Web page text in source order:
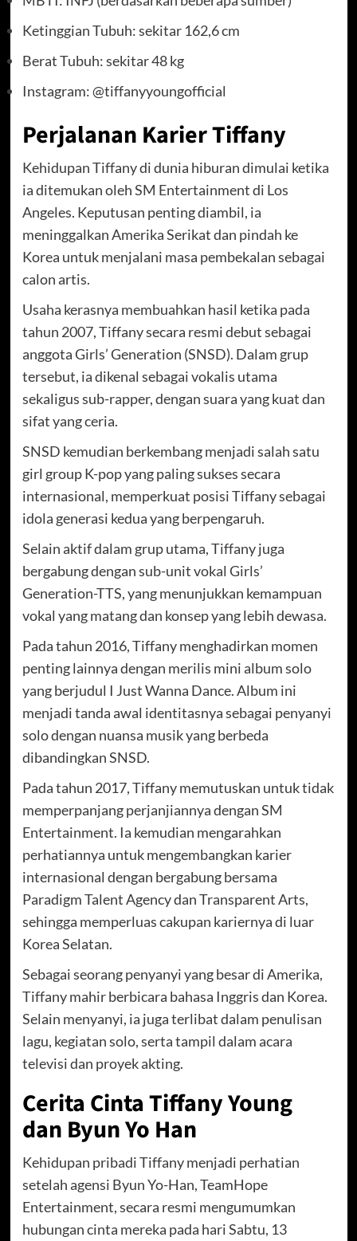
Ketinggian Tubuh: sekitar 162,6 cm
Berat Tubuh: sekitar 48 kg
Instagram: @tiffanyyoungofficial
Perjalanan Karier Tiffany
Kehidupan Tiffany di dunia hiburan dimulai ketika
ia ditemukan oleh SM Entertainment di Los
Angeles. Keputusan penting diambil, ia
meninggalkan Amerika Serikat dan pindah ke
Korea untuk menjalani masa pembekalan sebagai
calon artis.
Usaha kerasnya membuahkan hasil ketika pada
tahun 2007, Tiffany secara resmi debut sebagai
anggota Girls’ Generation (SNSD). Dalam grup
tersebut, ia dikenal sebagai vokalis utama
sekaligus sub-rapper, dengan suara yang kuat dan
sifat yang ceria.
SNSD kemudian berkembang menjadi salah satu
girl group K-pop yang paling sukses secara
internasional, memperkuat posisi Tiffany sebagai
idola generasi kedua yang berpengaruh.
Selain aktif dalam grup utama, Tiffany juga
bergabung dengan sub-unit vokal Girls’
Generation-TTS, yang menunjukkan kemampuan
vokal yang matang dan konsep yang lebih dewasa.
Pada tahun 2016, Tiffany menghadirkan momen
penting lainnya dengan merilis mini album solo
yang berjudul I Just Wanna Dance. Album ini
menjadi tanda awal identitasnya sebagai penyanyi
solo dengan nuansa musik yang berbeda
dibandingkan SNSD.
Pada tahun 2017, Tiffany memutuskan untuk tidak
memperpanjang perjanjiannya dengan SM
Entertainment. Ia kemudian mengarahkan
perhatiannya untuk mengembangkan karier
internasional dengan bergabung bersama
Paradigm Talent Agency dan Transparent Arts,
sehingga memperluas cakupan kariernya di luar
Korea Selatan.
Sebagai seorang penyanyi yang besar di Amerika,
Tiffany mahir berbicara bahasa Inggris dan Korea.
Selain menyanyi, ia juga terlibat dalam penulisan
lagu, kegiatan solo, serta tampil dalam acara
televisi dan proyek akting.
Cerita Cinta Tiffany Young
dan Byun Yo Han
Kehidupan pribadi Tiffany menjadi perhatian
setelah agensi Byun Yo-Han, TeamHope
Entertainment, secara resmi mengumumkan
hubungan cinta mereka pada hari Sabtu, 13